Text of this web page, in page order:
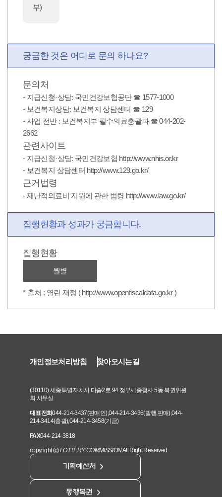
부)
궁금한 것은 어디로 문의 하나요?
문의처
- 지급신청·상담: 국민건강보험공단 ☎ 1577-1000
- 보건복지상담: 보건복지 상담센터 ☎ 129
- 사업 전반 : 보건복지부 필수의료총괄과 ☎ 044-202-
2662
관련사이트
- 지급신청·상담: 국민건강보험 http://www.nhis.or.kr
- 보건복지 상담센터 http://www.129.go.kr/
근거법령
- 재난적의료비 지원에 관한 법령 http://www.law.go.kr/
집행현황과 성과가 궁금합니다.
집행현황
월별
* 출처 : 열린 재정 (http://www.openfiscaldata.go.kr)
개인정보처리방침 찾아오시는길
(30110) 세종특별자치시 다솜2로 94 정부세종청사 5동 복권위원
회 사무실
대표전화044-214-3437(판매인),044-214-3436(발행,판매),044-
214-3414(총괄),044-214-3458(기금)
FAX044-214-3818
copyright (c)LOTTERY COMMISSIONAll Right Reserved
기획예산처
동행복권